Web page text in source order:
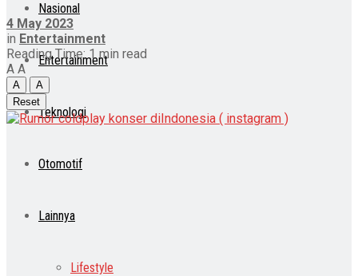
Nasional
Entertainment
Teknologi
Otomotif
Lainnya
Lifestyle
4 May 2023
in Entertainment
Reading Time: 1 min read
A A
A
A
Reset